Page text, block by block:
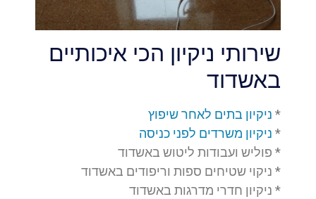
שירותי ניקיון הכי איכותיים
באשדוד
* ניקיון בתים לאחר שיפוץ
* ניקיון משרדים לפני כניסה
* פוליש ועבודות ליטוש באשדוד
* ניקוי שטיחים ספות וריפודים באשדוד
* ניקיון חדרי מדרגות באשדוד